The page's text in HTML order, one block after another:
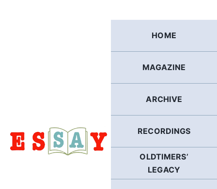
HOME
MAGAZINE
ARCHIVE
RECORDINGS
OLDTIMERS’
LEGACY